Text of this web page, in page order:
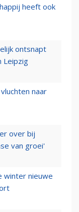
heeft ook
ontsnapt
Leipzig
naar
over bij
van groei'
winter nieuwe